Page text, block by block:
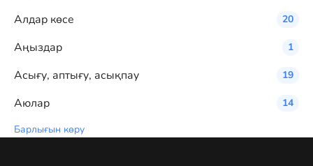
Алдар көсе 20
Аңыздар 1
Асығу, аптығу, асықпау 19
Аюлар
14
Барлығын көру